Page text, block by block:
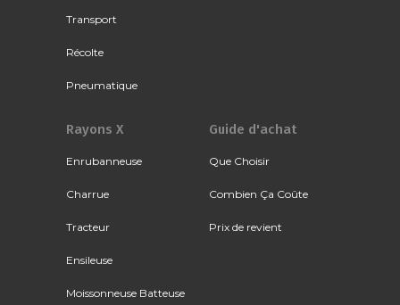
Transport
Récolte
Pneumatique
Rayons X
Enrubanneuse
Charrue
Tracteur
Ensileuse
Moissonneuse Batteuse
Guide d'achat
Que Choisir
Combien Ça Coûte
Prix de revient